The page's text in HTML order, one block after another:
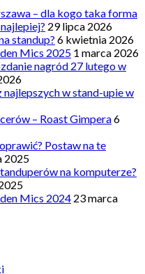
– dla kogo taka forma
29 lipca 2026
standup? 6 kwietnia 2026
Mics 2025 1 marca 2026
nagród 27 lutego w
w stand-upie w
– Roast Gimpera6
Postaw na te
2025
na komputerze?
Mics 2024 23 marca